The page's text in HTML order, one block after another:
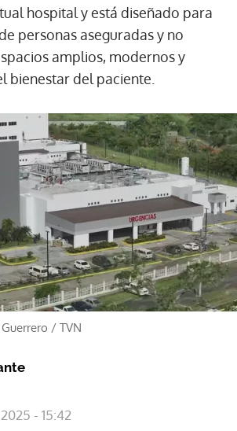
hospital y está diseñado para
personas aseguradas y no
amplios, modernos y
bienestar del paciente.
/ TVN
- 15:42